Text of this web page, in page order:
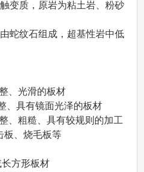
变质，原岩为粘土岩、粉砂
蛇纹石组成，超基性岩中低
、光滑的板材
、具有镜面光泽的板材
、粗糙、具有较规则的加工
板、烧毛板等
方形板材